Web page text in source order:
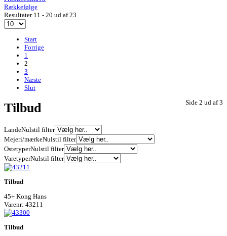
Rækkefølge
Resultater 11 - 20 ud af 23
Start
Forrige
1
2
3
Næste
Slut
Side 2 ud af 3
Tilbud
LandeNulstil filter
Mejeri/mærkeNulstil filter
OstetyperNulstil filter
VaretyperNulstil filter
Tilbud
45+ Kong Hans
Varenr: 43211
Tilbud